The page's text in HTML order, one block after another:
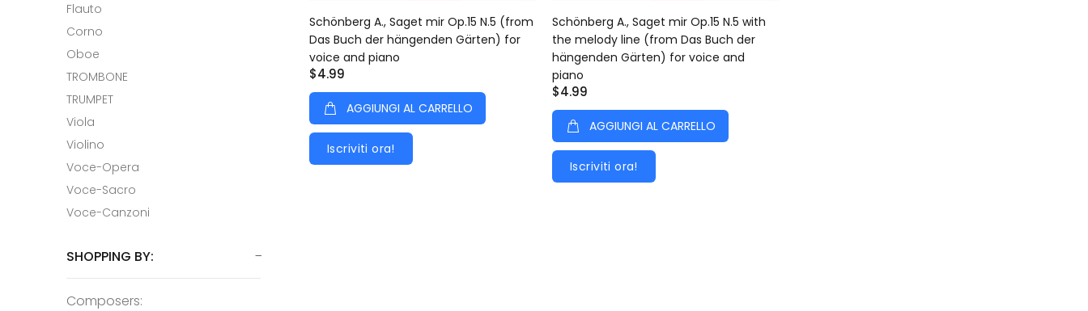
Flauto
Corno
Oboe
TROMBONE
TRUMPET
Viola
Violino
Voce-Opera
Voce-Sacro
Voce-Canzoni
SHOPPING BY:
Composers:
Schönberg A., Saget mir Op.15 N.5 (from
Das Buch der hängenden Gärten) for
voice and piano
$4.99
AGGIUNGI AL CARRELLO
Iscriviti ora!
Schönberg A., Saget mir Op.15 N.5 with
the melody line (from Das Buch der
hängenden Gärten) for voice and
piano
$4.99
AGGIUNGI AL CARRELLO
Iscriviti ora!